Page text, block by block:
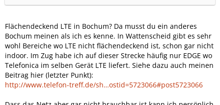
Flächendeckend LTE in Bochum? Da musst du ein anderes
Bochum meinen als ich es kenne. In Wattenscheid gibt es sehr
wohl Bereiche wo LTE nicht flächendeckend ist, schon gar nicht
indoor. Im Zug habe ich auf dieser Strecke häufig nur EDGE wo
Telefonica im selben Gerät LTE liefert. Siehe dazu auch meinen
Beitrag hier (letzter Punkt):
http://www.telefon-treff.de/sh…ostid=5723066#post5723066